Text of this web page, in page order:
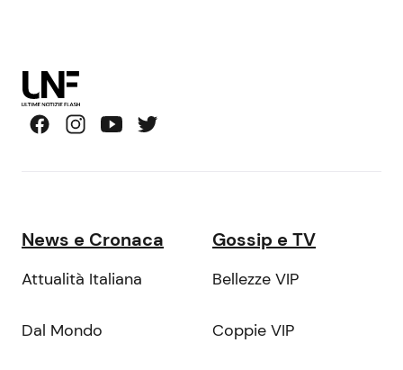
News e Cronaca
Attualità Italiana
Dal Mondo
Gossip e TV
Bellezze VIP
Coppie VIP